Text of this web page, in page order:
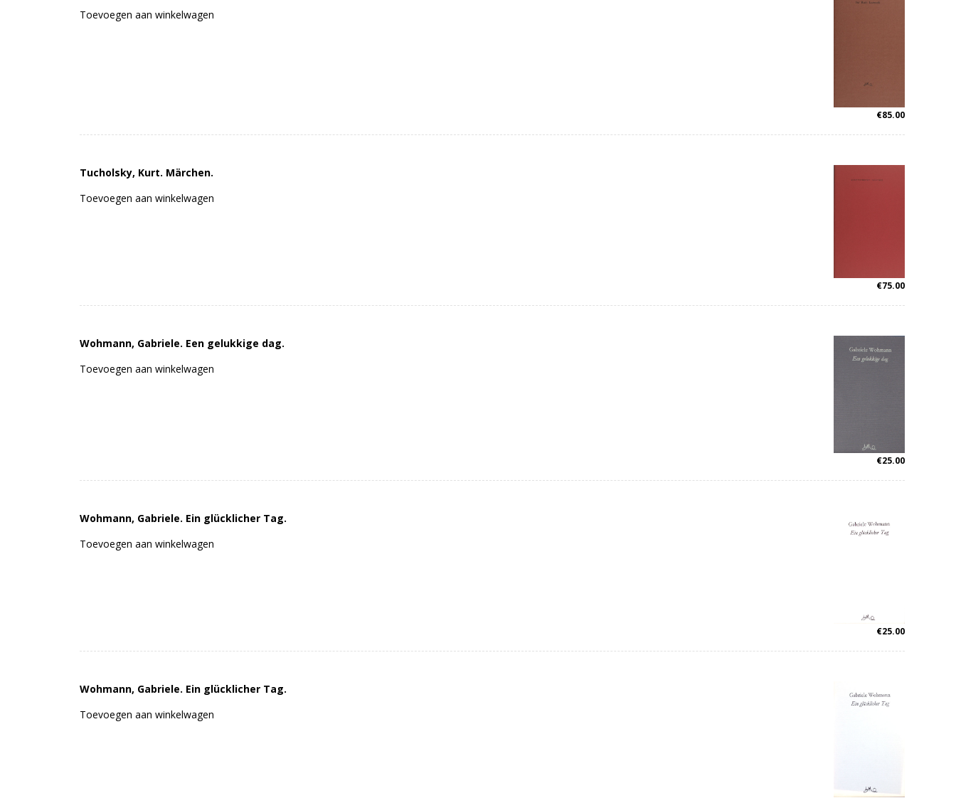
€85.00
Toevoegen aan winkelwagen
Tucholsky, Kurt. Märchen.
€75.00
Toevoegen aan winkelwagen
Wohmann, Gabriele. Een gelukkige dag.
€25.00
Toevoegen aan winkelwagen
Wohmann, Gabriele. Ein glücklicher Tag.
€25.00
Toevoegen aan winkelwagen
Wohmann, Gabriele. Ein glücklicher Tag.
Toevoegen aan winkelwagen